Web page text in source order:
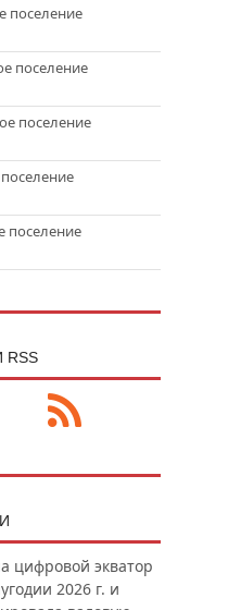
поселение
поселение
поселение
поселение
цифровой экватор
2026 г. и